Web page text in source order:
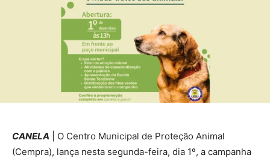
CANELA | O Centro Municipal de Proteção Animal
(Cempra), lança nesta segunda-feira, dia 1º, a campanha